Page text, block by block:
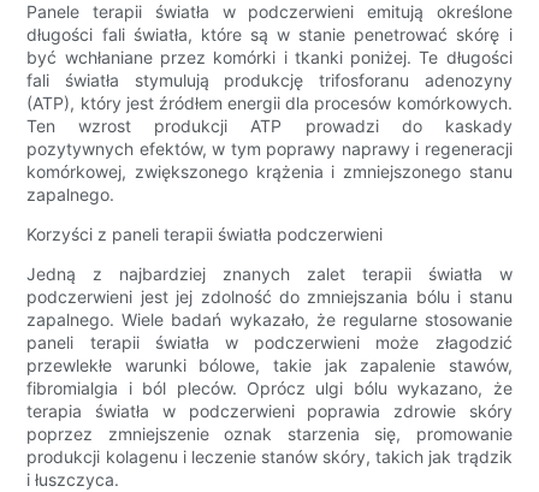
Panele terapii światła w podczerwieni emitują określone
długości fali światła, które są w stanie penetrować skórę i
być wchłaniane przez komórki i tkanki poniżej. Te długości
fali światła stymulują produkcję trifosforanu adenozyny
(ATP), który jest źródłem energii dla procesów komórkowych.
Ten wzrost produkcji ATP prowadzi do kaskady
pozytywnych efektów, w tym poprawy naprawy i regeneracji
komórkowej, zwiększonego krążenia i zmniejszonego stanu
zapalnego.
Korzyści z paneli terapii światła podczerwieni
Jedną z najbardziej znanych zalet terapii światła w
podczerwieni jest jej zdolność do zmniejszania bólu i stanu
zapalnego. Wiele badań wykazało, że regularne stosowanie
paneli terapii światła w podczerwieni może złagodzić
przewlekłe warunki bólowe, takie jak zapalenie stawów,
fibromialgia i ból pleców. Oprócz ulgi bólu wykazano, że
terapia światła w podczerwieni poprawia zdrowie skóry
poprzez zmniejszenie oznak starzenia się, promowanie
produkcji kolagenu i leczenie stanów skóry, takich jak trądzik
i łuszczyca.